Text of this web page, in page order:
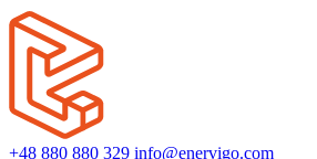
+48 880 880 329 info@enervigo.com